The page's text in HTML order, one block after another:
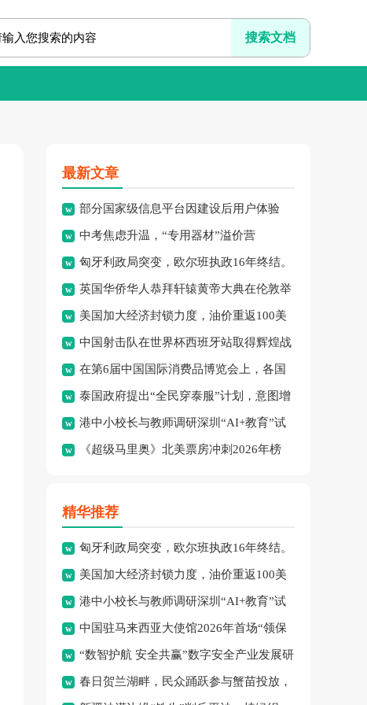
最新文章
部分国家级信息平台因建设后用户体验
差、系统频繁崩溃、信息更新
中考焦虑升温，“专用器材”溢价营
销、“保过”私教乱象频现，家
匈牙利政局突变，欧尔班执政16年终结。
英国华侨华人恭拜轩辕黄帝大典在伦敦举
行，传承中华文化纽带。
美国加大经济封锁力度，油价重返100美
元高点，黄金价格急跌，
中国射击队在世界杯西班牙站取得辉煌战
绩：8金、3银、2铜。
在第6届中国国际消费品博览会上，各国
品牌集中展示了最新消费精
泰国政府提出“全民穿泰服”计划，意图增
强民族文化认同并拓展泰
港中小校长与教师调研深圳“AI+教育”试
点项目，探索智慧课堂
《超级马里奥》北美票房冲刺2026年榜
精华推荐
匈牙利政局突变，欧尔班执政16年终结。
美国加大经济封锁力度，油价重返100美
元高点，黄金价格急跌，
港中小校长与教师调研深圳“AI+教育”试
点项目，探索智慧课堂
中国驻马来西亚大使馆2026年首场“领保
进校园暨平安留学”主
“数智护航 安全共赢”数字安全产业发展研
讨会在穗召开，多方共
春日贺兰湖畔，民众踊跃参与蟹苗投放，